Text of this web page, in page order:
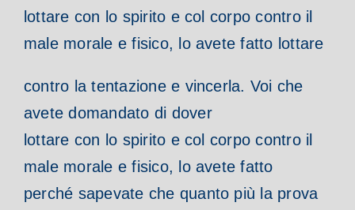
lottare con lo spirito e col corpo contro il
male morale e fisico, lo avete fatto lottare
contro la tentazione e vincerla. Voi che
avete domandato di dover
lottare con lo spirito e col corpo contro il
male morale e fisico, lo avete fatto
perché sapevate che quanto più la prova